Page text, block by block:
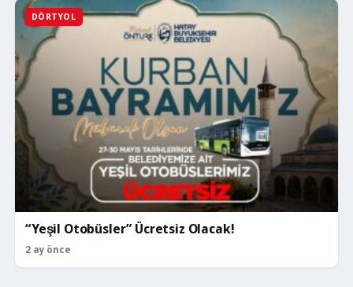
DÖRTYOL
“Yeşil Otobüsler” Ücretsiz Olacak!
2 ay önce